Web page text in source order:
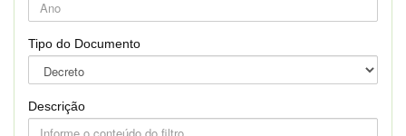
Tipo do Documento
Descrição